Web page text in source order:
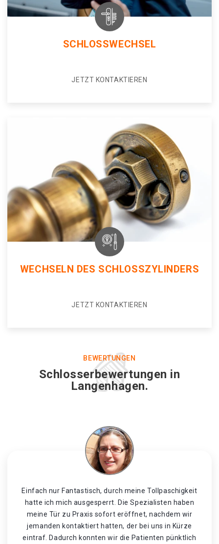
SCHLOSSWECHSEL
JETZT KONTAKTIEREN
WECHSELN DES SCHLOSSZYLINDERS
JETZT KONTAKTIEREN
BEWERTUNGEN
Schlosserbewertungen in
Langenhagen.
Einfach nur Fantastisch, durch meine Tollpaschigkeit
hatte ich mich ausgesperrt. Die Spezialisten haben
meine Tür zu Praxis sofort eröffnet, nachdem wir
jemanden kontaktiert hatten, der bei uns in Kürze
eintraf. Dadurch konnten wir die Patienten pünktlich